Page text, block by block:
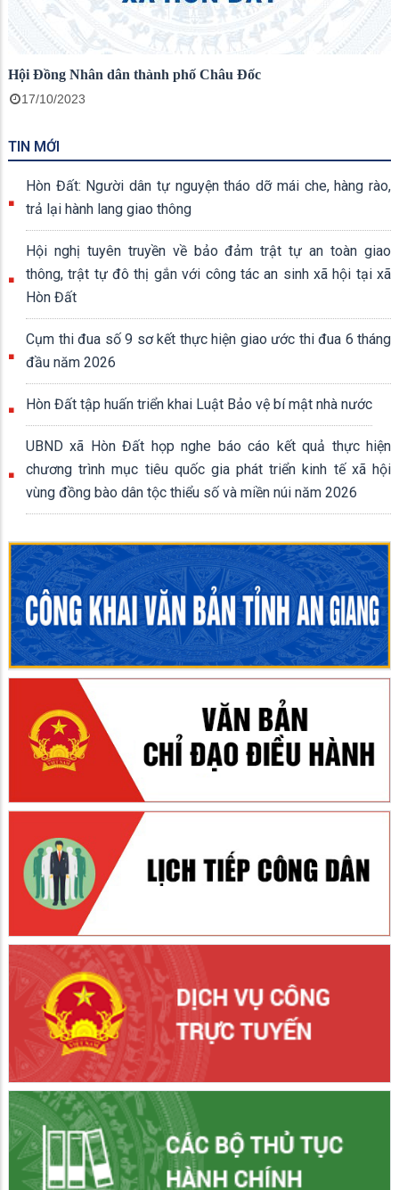
Hội Đồng Nhân dân thành phố Châu Đốc
17/10/2023
TIN MỚI
Hòn Đất: Người dân tự nguyện tháo dỡ mái che, hàng rào,
trả lại hành lang giao thông
Hội nghị tuyên truyền về bảo đảm trật tự an toàn giao
thông, trật tự đô thị gắn với công tác an sinh xã hội tại xã
Hòn Đất
Cụm thi đua số 9 sơ kết thực hiện giao ước thi đua 6 tháng
đầu năm 2026
Hòn Đất tập huấn triển khai Luật Bảo vệ bí mật nhà nước
UBND xã Hòn Đất họp nghe báo cáo kết quả thực hiện
chương trình mục tiêu quốc gia phát triển kinh tế xã hội
vùng đồng bào dân tộc thiểu số và miền núi năm 2026